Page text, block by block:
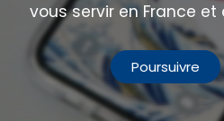
vous servir en France et
Poursuivre